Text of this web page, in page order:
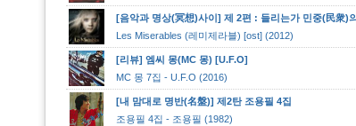
[음악과 명상(冥想)사이] 제 2편 : 들리는가 민중(民衆
Les Miserables (레미제라블) [ost] (2012)
[리뷰] 엠씨 몽(MC 몽) [U.F.O]
MC 몽 7집 - U.F.O (2016)
[내 맘대로 명반(名盤)] 제2탄 조용필 4집
조용필 4집 - 조용필 (1982)